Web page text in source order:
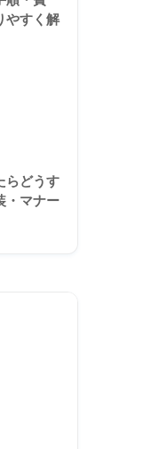
やすく解
らどうす
・マナー